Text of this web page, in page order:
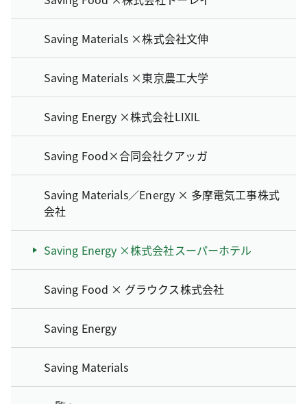
Saving Materials ×株式会社文伸
Saving Materials ×東京農工大学
Saving Energy ×株式会社LIXIL
Saving Food×合同会社クアッガ
Saving Materials／Energy × 多摩電気工事株式
会社
Saving Energy ×株式会社スーパーホテル
Saving Food × グラウクス株式会社
Saving Energy
Saving Materials